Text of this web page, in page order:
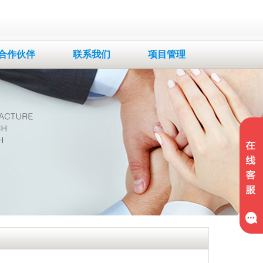
作伙伴 联系我们 项目管理